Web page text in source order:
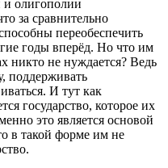
олигополии
за сравнительно
переобеспечить
годы вперёд. Но что им
никто не нуждается? Ведь
поддерживать
И тут как
государство, которое их
это является основой
в такой форме им не